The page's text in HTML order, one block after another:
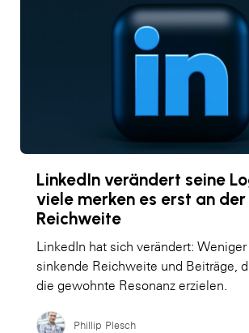
LinkedIn verändert seine
viele merken es erst an der
Reichweite
LinkedIn hat sich verändert: Weniger
sinkende Reichweite und Beiträge,
die gewohnte Resonanz erzielen.
Phillip Plesch